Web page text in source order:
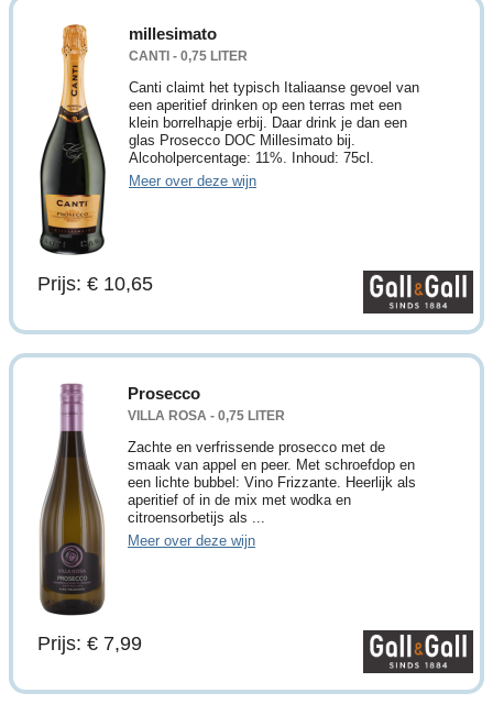
millesimato
CANTI - 0,75 LITER
Canti claimt het typisch Italiaanse gevoel van
een aperitief drinken op een terras met een
klein borrelhapje erbij. Daar drink je dan een
glas Prosecco DOC Millesimato bij.
Alcoholpercentage: 11%. Inhoud: 75cl.
Meer over deze wijn
Prijs: € 10,65
Prosecco
VILLA ROSA - 0,75 LITER
Zachte en verfrissende prosecco met de
smaak van appel en peer. Met schroefdop en
een lichte bubbel: Vino Frizzante. Heerlijk als
aperitief of in de mix met wodka en
citroensorbetijs als ...
Meer over deze wijn
Prijs: € 7,99